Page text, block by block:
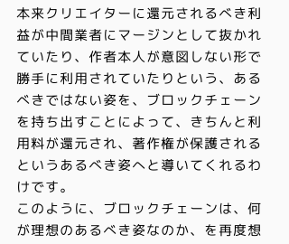
本来クリエイターに還元されるべき利
益が中間業者にマージンとして抜かれ
ていたり、作者本人が意図しない形で
勝手に利用されていたりという、ある
べきではない姿を、ブロックチェーン
を持ち出すことによって、きちんと利
用料が還元され、著作権が保護される
というあるべき姿へと導いてくれるわ
けです。
このように、ブロックチェーンは、何
が理想のあるべき姿なのか、を再度想